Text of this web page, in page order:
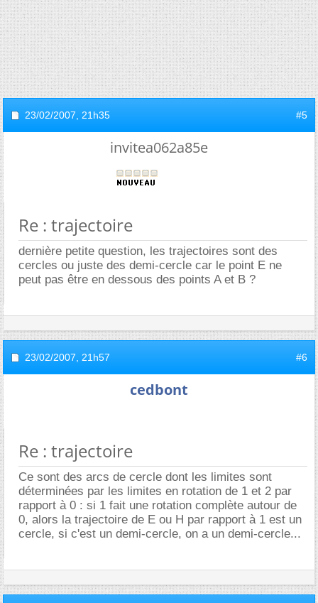
23/02/2007, 21h35 #5
invitea062a85e
Re : trajectoire
dernière petite question, les trajectoires sont des
cercles ou juste des demi-cercle car le point E ne
peut pas être en dessous des points A et B ?
23/02/2007, 21h57 #6
cedbont
Re : trajectoire
Ce sont des arcs de cercle dont les limites sont
déterminées par les limites en rotation de 1 et 2 par
rapport à 0 : si 1 fait une rotation complète autour de
0, alors la trajectoire de E ou H par rapport à 1 est un
cercle, si c'est un demi-cercle, on a un demi-cercle...